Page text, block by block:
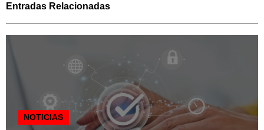
Entradas Relacionadas
NOTICIAS